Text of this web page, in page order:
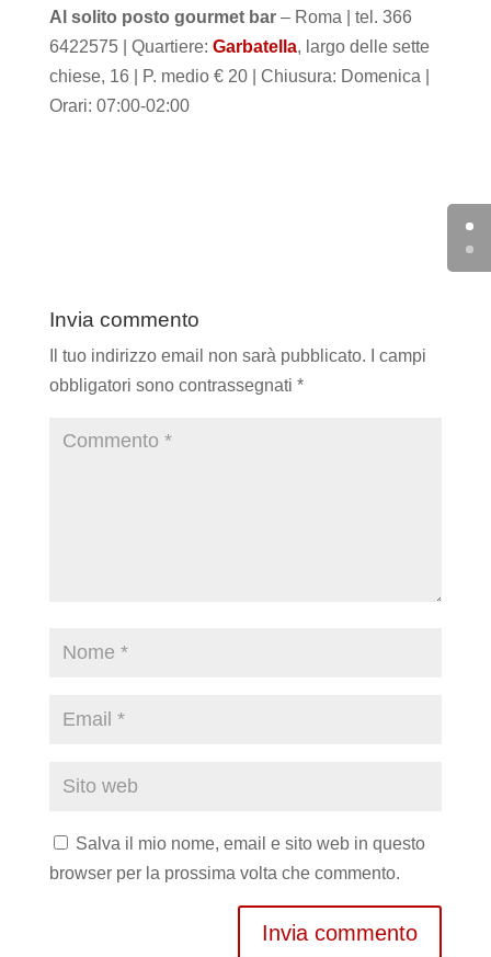
Al solito posto gourmet bar– Roma | tel. 366
6422575 | Quartiere: Garbatella, largo delle sette
chiese, 16 | P. medio € 20 | Chiusura: Domenica |
Orari: 07:00-02:00
Invia commento
Il tuo indirizzo email non sarà pubblicato.
I campi
obbligatori sono contrassegnati *
Salva il mio nome, email e sito web in questo
browser per la prossima volta che commento.